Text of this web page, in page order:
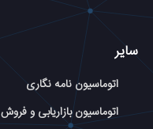
سایر
اتوماسیون نامه نگاری
اتوماسیون بازاریابی و فروش